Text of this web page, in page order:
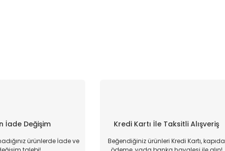
İade Değişim
ürünlerde İade ve
Kredi Kartı İle Taksitli Alışveriş
Beğendiğiniz ürünleri Kredi Kartı, kapıda